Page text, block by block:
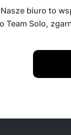
biuro to
Team Solo,